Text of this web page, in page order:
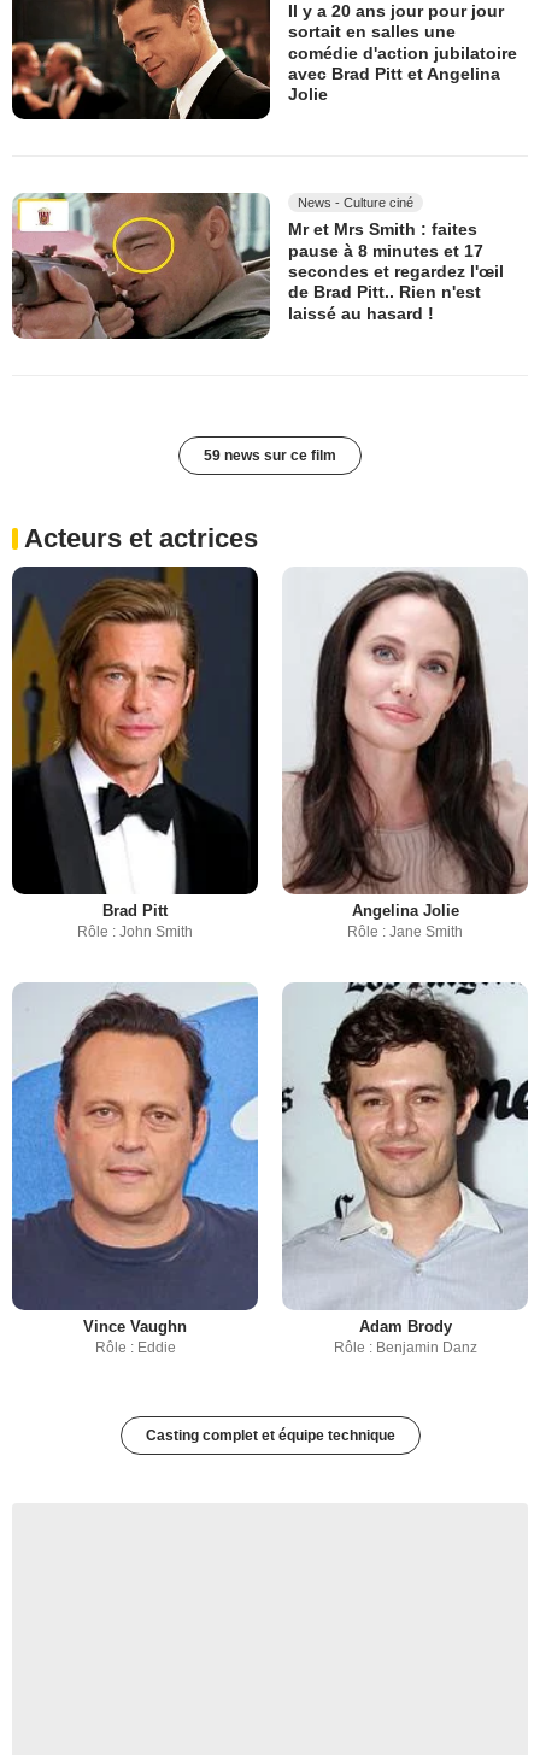
Il y a 20 ans jour pour jour
sortait en salles une
comédie d'action jubilatoire
avec Brad Pitt et Angelina
Jolie
News - Culture ciné
Mr et Mrs Smith : faites
pause à 8 minutes et 17
secondes et regardez l'œil
de Brad Pitt.. Rien n'est
laissé au hasard !
59 news sur ce film
Acteurs et actrices
Brad Pitt
Rôle : John Smith
Angelina Jolie
Rôle : Jane Smith
Vince Vaughn
Rôle : Eddie
Adam Brody
Rôle : Benjamin Danz
Casting complet et équipe technique